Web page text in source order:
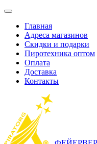
Главная
Адреса магазинов
Скидки и подарки
Пиротехника оптом
Оплата
Доставка
Контакты